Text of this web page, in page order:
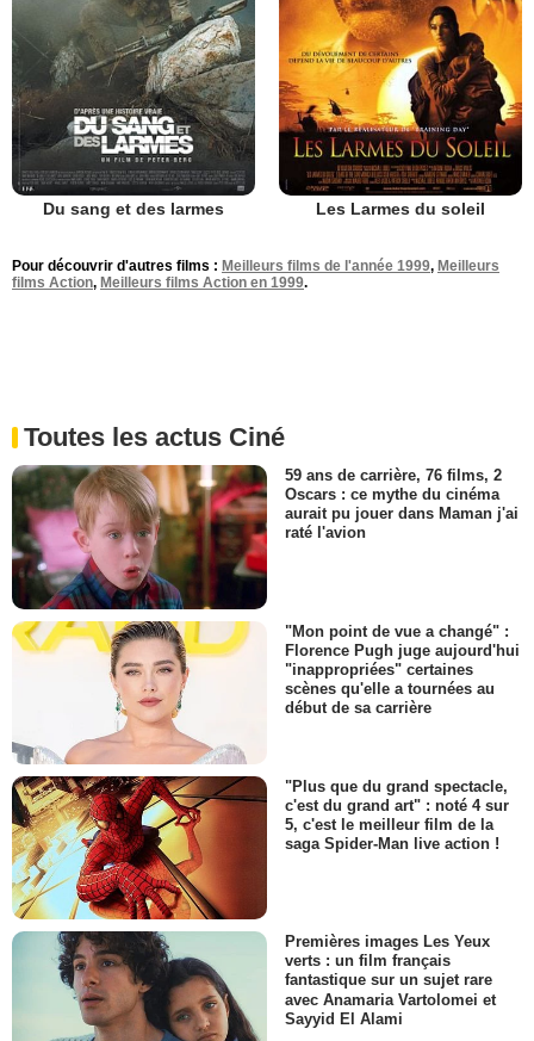
Du sang et des larmes Les Larmes du soleil
Pour découvrir d'autres films : Meilleurs films de l'année 1999, Meilleurs
films Action, Meilleurs films Action en 1999.
Toutes les actus Ciné
59 ans de carrière, 76 films, 2
Oscars : ce mythe du cinéma
aurait pu jouer dans Maman j'ai
raté l'avion
"Mon point de vue a changé" :
Florence Pugh juge aujourd'hui
"inappropriées" certaines
scènes qu'elle a tournées au
début de sa carrière
"Plus que du grand spectacle,
c'est du grand art" : noté 4 sur
5, c'est le meilleur film de la
saga Spider-Man live action !
Premières images Les Yeux
verts : un film français
fantastique sur un sujet rare
avec Anamaria Vartolomei et
Sayyid El Alami